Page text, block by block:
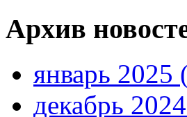
Архив
январь 2025
декабрь